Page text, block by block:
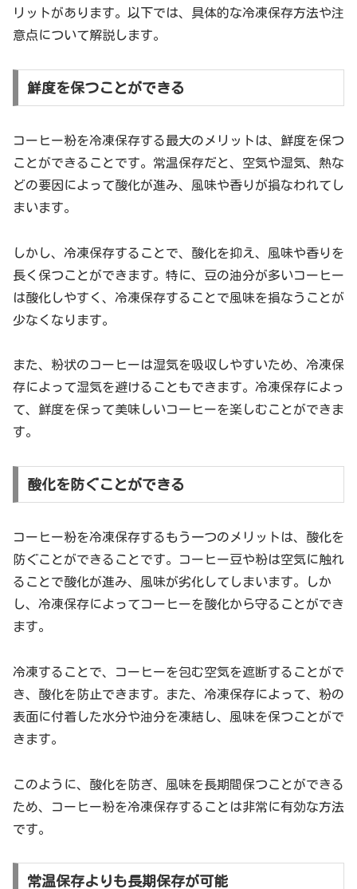
リットがあります。以下では、具体的な冷凍保存方法や注
意点について解説します。
鮮度を保つことができる
コーヒー粉を冷凍保存する最大のメリットは、鮮度を保つ
ことができることです。常温保存だと、空気や湿気、熱な
どの要因によって酸化が進み、風味や香りが損なわれてし
まいます。
しかし、冷凍保存することで、酸化を抑え、風味や香りを
長く保つことができます。特に、豆の油分が多いコーヒー
は酸化しやすく、冷凍保存することで風味を損なうことが
少なくなります。
また、粉状のコーヒーは湿気を吸収しやすいため、冷凍保
存によって湿気を避けることもできます。冷凍保存によっ
て、鮮度を保って美味しいコーヒーを楽しむことができま
す。
酸化を防ぐことができる
コーヒー粉を冷凍保存するもう一つのメリットは、酸化を
防ぐことができることです。コーヒー豆や粉は空気に触れ
ることで酸化が進み、風味が劣化してしまいます。しか
し、冷凍保存によってコーヒーを酸化から守ることができ
ます。
冷凍することで、コーヒーを包む空気を遮断することがで
き、酸化を防止できます。また、冷凍保存によって、粉の
表面に付着した水分や油分を凍結し、風味を保つことがで
きます。
このように、酸化を防ぎ、風味を長期間保つことができる
ため、コーヒー粉を冷凍保存することは非常に有効な方法
です。
常温保存よりも長期保存が可能